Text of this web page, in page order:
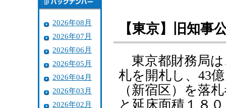
2026年08月
2026年07月
2026年06月
2026年05月
2026年04月
2026年03月
2026年02月
【東京】旧知
東京都財務局は
札を開札し、43
（新宿区）を落
と延床面積１８